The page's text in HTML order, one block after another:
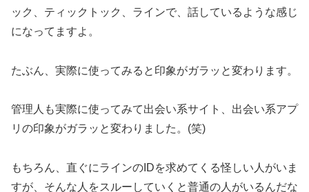
ック、ティックトック、ラインで、話しているような感じ
になってますよ。
たぶん、実際に使ってみると印象がガラッと変わります。
管理人も実際に使ってみて出会い系サイト、出会い系アプ
リの印象がガラッと変わりました。(笑)
もちろん、直ぐにラインのIDを求めてくる怪しい人がいま
すが、そんな人をスルーしていくと普通の人がいるんだな